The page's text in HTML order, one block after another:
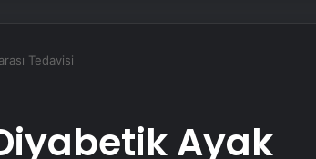
Tedavisi
Ayak